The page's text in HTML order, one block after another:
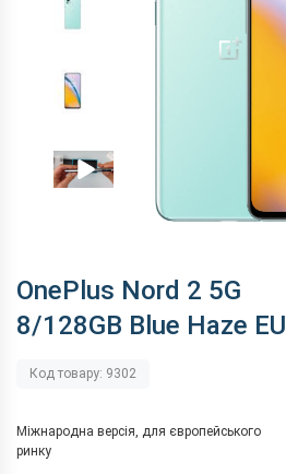
OnePlus Nord 2 5G
8/128GB Blue Haze EU
Код товару: 9302
Міжнародна версія, для європейського
ринку